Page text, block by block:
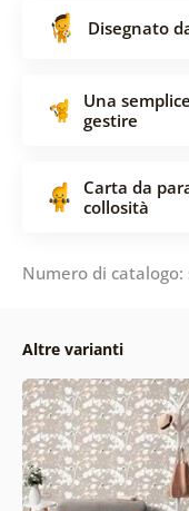
Disegnato
Una
gestire
Carta da
collosità
Numero di
Altre varianti